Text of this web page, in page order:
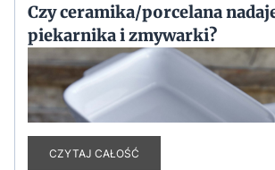
Czy ceramika/porcelana
piekarnika i zmywarki?
CZYTAJ CAŁOŚĆ